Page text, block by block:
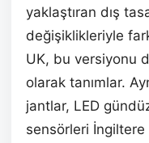
yaklaştıran dış
değişiklikleriyle
UK, bu versiyonu
olarak tanımlar.
jantlar, LED
sensörleri İngiltere